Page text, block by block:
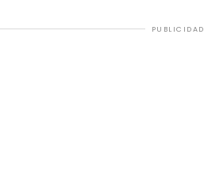
PUBLICIDAD